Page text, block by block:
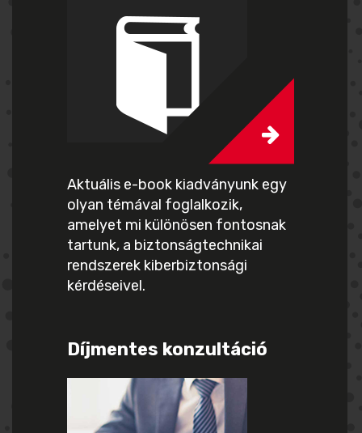
Aktuális e-book kiadványunk egy
olyan témával foglalkozik,
amelyet mi különösen fontosnak
tartunk, a biztonságtechnikai
rendszerek kiberbiztonsági
kérdéseivel.
Díjmentes konzultáció